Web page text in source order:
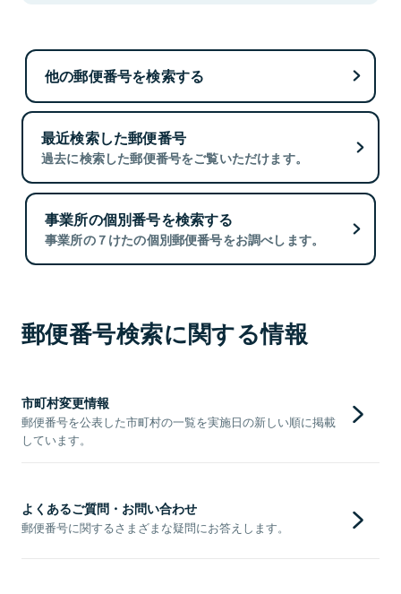
他の郵便番号を検索する
最近検索した郵便番号
過去に検索した郵便番号をご覧いただけます。
事業所の個別番号を検索する
事業所の７けたの個別郵便番号をお調べします。
郵便番号検索に関する情報
市町村変更情報
郵便番号を公表した市町村の一覧を実施日の新しい順に掲載
しています。
よくあるご質問・お問い合わせ
郵便番号に関するさまざまな疑問にお答えします。